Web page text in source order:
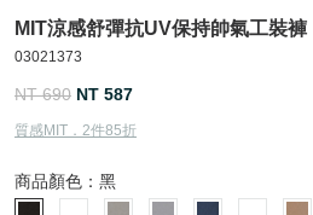
MIT涼感舒彈抗UV保持帥氣工裝褲
03021373
NT 690 NT 587
質感MIT．2件85折
商品顏色： 黑